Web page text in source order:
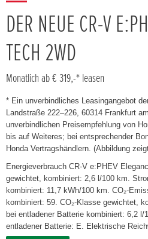
DER NEUE CR-V
TECH 2WD
Monatlich ab € 319,-* leasen
* Ein unverbindliches Leasingangebot
Landstraße 222–226, 60314 Frankfurt
unverbindlichen Preisempfehlung von
bis auf Weiteres; bei entsprechender
Honda Vertragshändlern. (Abbildung
Energieverbrauch CR-V e:PHEV
gewichtet, kombiniert: 2,6 l/100 km.
kombiniert: 11,7 kWh/100 km. CO₂-
kombiniert: 59. CO₂-Klasse gewichtet,
bei entladener Batterie kombiniert: 6,2 l/
entladener Batterie: E. Elektrische